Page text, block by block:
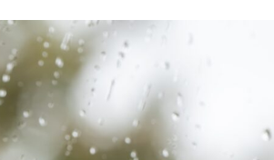
安を証拠と対応に変える！